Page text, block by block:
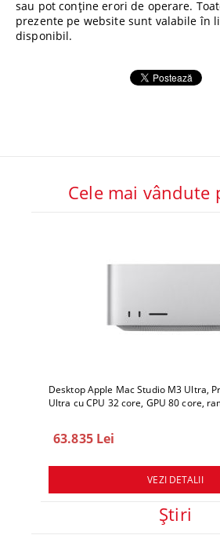
sau pot conține erori de operare.
prezente pe website sunt valabile în
disponibil.
Cele mai vândute
Desktop Apple Mac Studio M3 Ultra,
Ultra cu CPU 32 core, GPU 80 core,
63.835 Lei
VEZI DETALII
Ştiri